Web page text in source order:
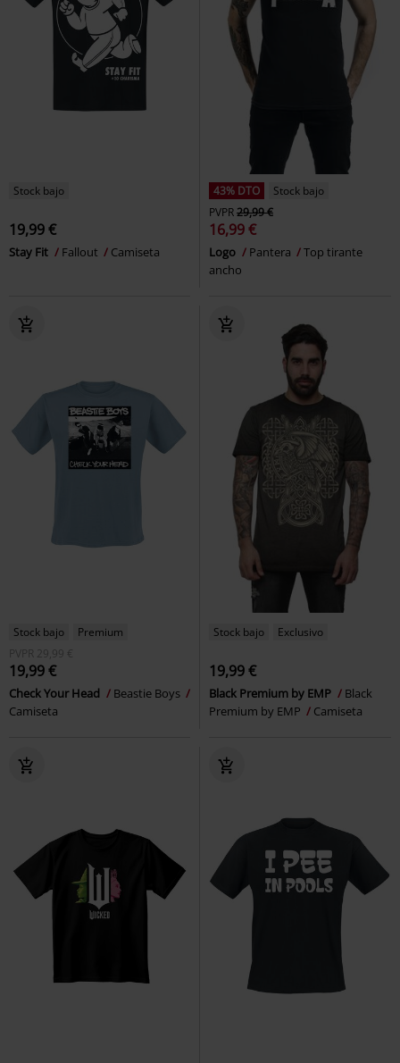
Stock bajo
19,99 €
Stay Fit Fallout Camiseta
43% DTO
Stock bajo
PVPR29,99 €
16,99 €
Logo Pantera
Top tirante
ancho
Stock bajo
Premium
PVPR 29,99 €
19,99 €
Check Your Head
Beastie Boys
Camiseta
Stock bajo Exclusivo
19,99 €
Black Premium by EMP
Black
Premium by EMP
Camiseta